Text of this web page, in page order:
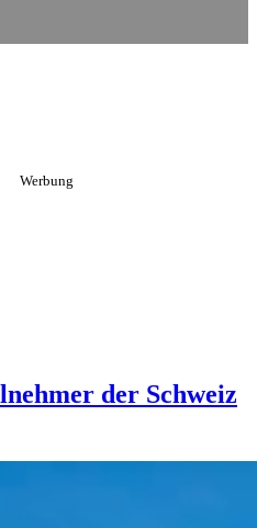
der Schweiz